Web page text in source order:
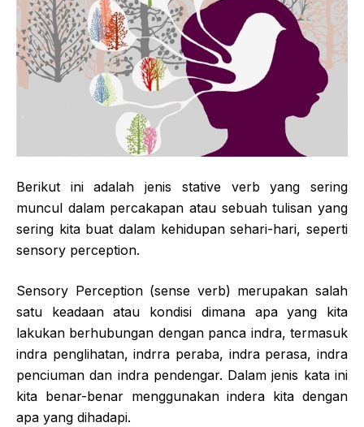
Berikut ini adalah jenis stative verb yang sering
muncul dalam percakapan atau sebuah tulisan yang
sering kita buat dalam kehidupan sehari-hari, seperti
sensory perception.
Sensory Perception (sense verb) merupakan salah
satu keadaan atau kondisi dimana apa yang kita
lakukan berhubungan dengan panca indra, termasuk
indra penglihatan, indrra peraba, indra perasa, indra
penciuman dan indra pendengar. Dalam jenis kata ini
kita benar-benar menggunakan indera kita dengan
apa yang dihadapi.